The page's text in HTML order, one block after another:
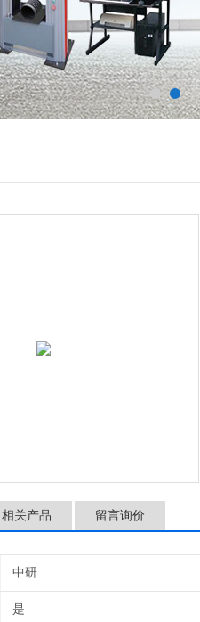
相关产品 留言询价
中研
是